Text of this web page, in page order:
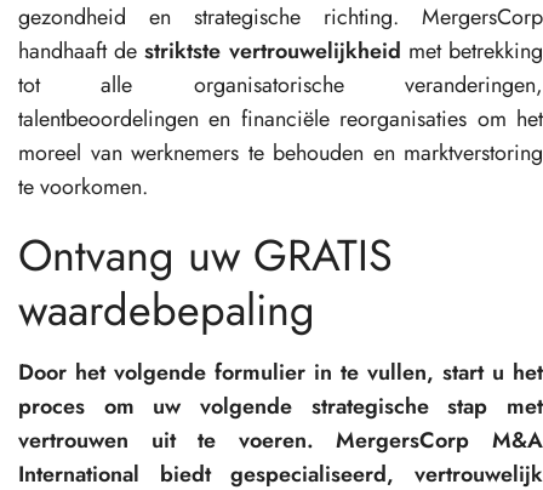
gezondheid en strategische richting. MergersCorp
handhaaft destriktste vertrouwelijkheid met betrekking
tot alle organisatorische veranderingen,
talentbeoordelingen en financiële reorganisaties om het
moreel van werknemers te behouden en marktverstoring
te voorkomen.
Ontvang uw GRATIS
waardebepaling
Door het volgende formulier in te vullen, start u het
proces om uw volgende strategische stap met
vertrouwen uit te voeren. MergersCorp M&A
International biedt gespecialiseerd, vertrouwelijk